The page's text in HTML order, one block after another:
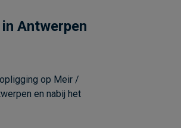
Antwerpen
op Meir /
en nabij het